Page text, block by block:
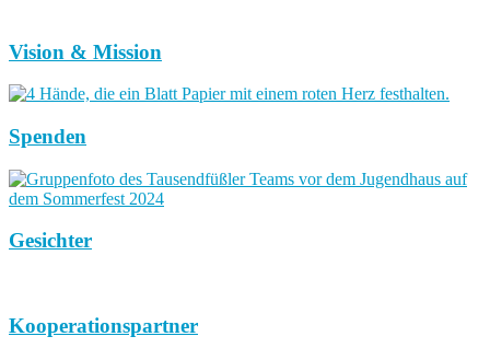
Vision & Mission
Spenden
Gesichter
Kooperationspartner